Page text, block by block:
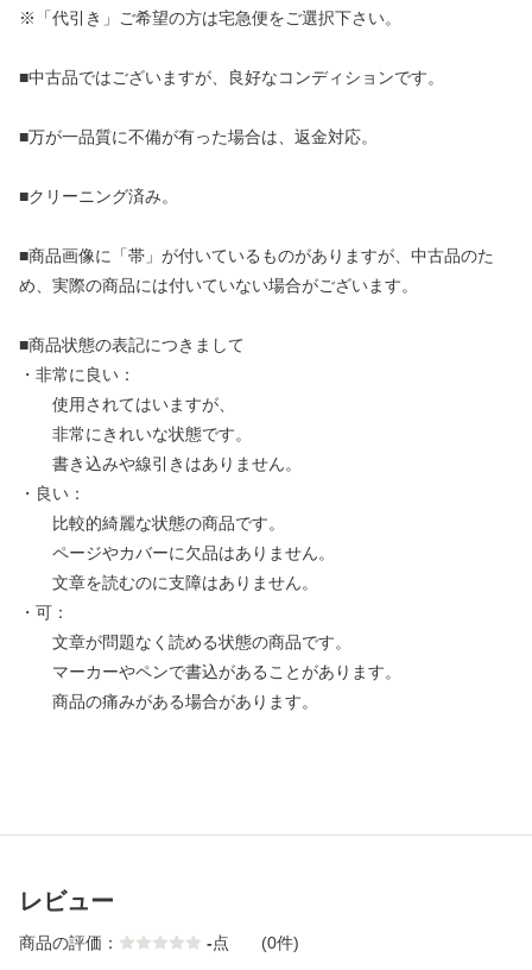
※「代引き」ご希望の方は宅急便をご選択下さい。
■中古品ではございますが、良好なコンディションです。
■万が一品質に不備が有った場合は、返金対応。
■クリーニング済み。
■商品画像に「帯」が付いているものがありますが、中古品のた
め、実際の商品には付いていない場合がございます。
■商品状態の表記につきまして
・非常に良い：
使用されてはいますが、
非常にきれいな状態です。
書き込みや線引きはありません。
・良い：
比較的綺麗な状態の商品です。
ページやカバーに欠品はありません。
文章を読むのに支障はありません。
・可：
文章が問題なく読める状態の商品です。
マーカーやペンで書込があることがあります。
商品の痛みがある場合があります。
レビュー
商品の評価： -点 (0件)